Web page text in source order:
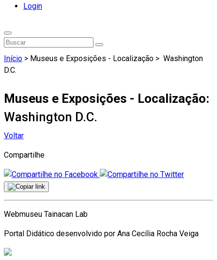
Login
Início > Museus e Exposições - Localização > Washington
D.C.
Museus e Exposições - Localização:
Washington D.C.
Voltar
Compartilhe
Webmuseu Tainacan Lab
Portal Didático desenvolvido por Ana Cecília Rocha Veiga